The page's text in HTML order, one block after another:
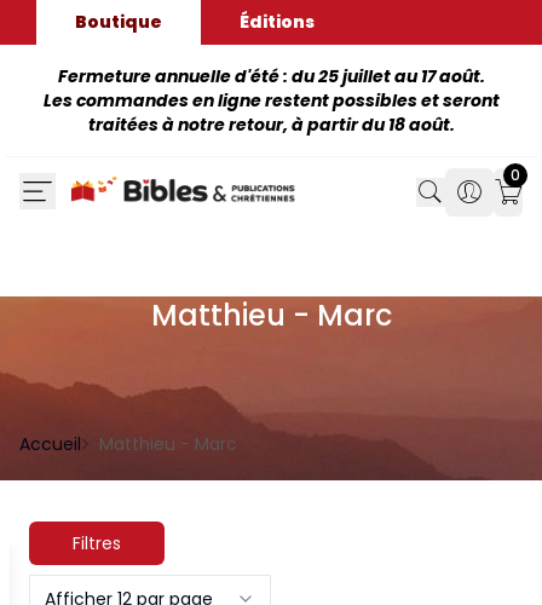
Boutique Éditions
Fermeture annuelle d'été : du 25 juillet au 17 août.
Les commandes en ligne restent possibles et seront
traitées à notre retour, à partir du 18 août.
Search
Search
0
Matthieu - Marc
Accueil Matthieu - Marc
Filtres
Afficher 12 par page